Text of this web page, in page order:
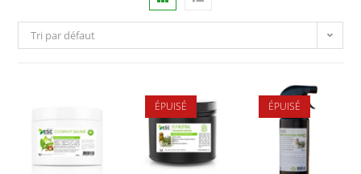
Tri par défaut
ÉPUISÉ ÉPUISÉ